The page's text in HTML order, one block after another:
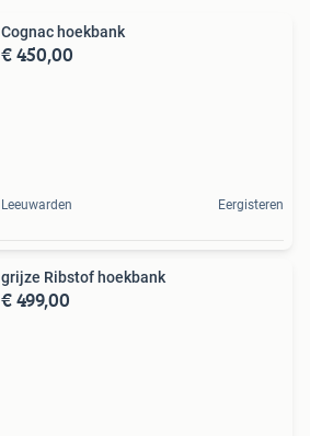
Cognac hoekbank
€ 450,00
Leeuwarden Eergisteren
grijze Ribstof hoekbank
€ 499,00